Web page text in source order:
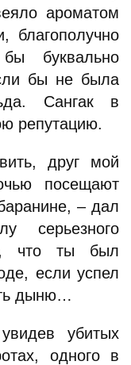
ароматом
благополучно
буквально
бы не была
Сангак в
репутацию.
друг мой
посещают
– дал
серьезного
что ты был
если успел
дыню…
убитых
одного в